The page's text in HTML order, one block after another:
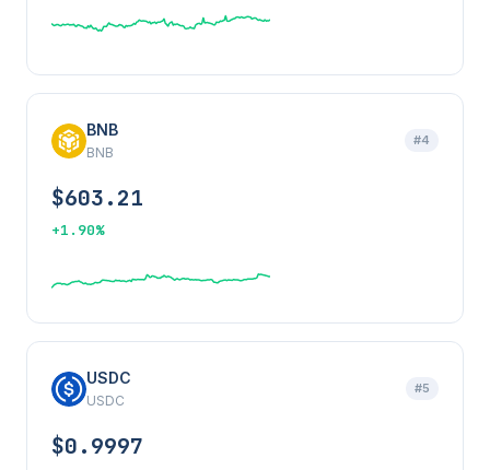
BNB
BNB
#4
$603.21
+1.90%
USDC
USDC
#5
$0.9997